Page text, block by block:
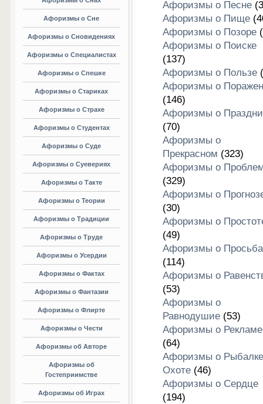
Афоризмы о Сне
Афоризмы о Сновидениях
Афоризмы о Специалистах
Афоризмы о Спешке
Афоризмы о Стариках
Афоризмы о Страхе
Афоризмы о Студентах
Афоризмы о Суде
Афоризмы о Суевериях
Афоризмы о Такте
Афоризмы о Теории
Афоризмы о Традиции
Афоризмы о Труде
Афоризмы о Усердии
Афоризмы о Фактах
Афоризмы о Фантазии
Афоризмы о Флирте
Афоризмы о Чести
Афоризмы об Авторе
Афоризмы об
Гостеприимстве
Афоризмы об Играх
Афоризмы о Песне
Афоризмы о Пище
Афоризмы о Позоре
Афоризмы о Поиске
(137)
Афоризмы о Пользе
Афоризмы о
(146)
Афоризмы о
(70)
Афоризмы о
Прекрасном (323)
Афоризмы о
(329)
Афоризмы о
(30)
Афоризмы о
(49)
Афоризмы о
(114)
Афоризмы о
(53)
Афоризмы о
Равнодушие(53)
Афоризмы о Рекламе
(64)
Афоризмы о
Охоте(46)
Афоризмы о Сердце
(194)